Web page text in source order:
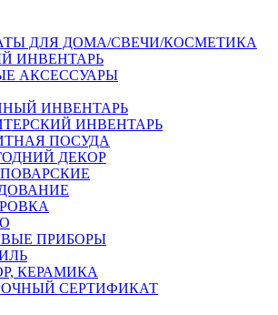
ДЛЯ ДОМА/СВЕЧИ/КОСМЕТИКА
ИНВЕНТАРЬ
АКСЕССУАРЫ
ИНВЕНТАРЬ
ИНВЕНТАРЬ
ПОСУДА
ДЕКОР
ПРИБОРЫ
КЕРАМИКА
СЕРТИФИКАТ